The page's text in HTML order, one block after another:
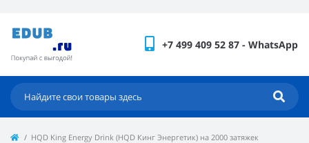
+7 499 409 52 87 - WhatsApp
HQD King Energy Drink (HQD Кинг Энергетик) на 2000 затяжек